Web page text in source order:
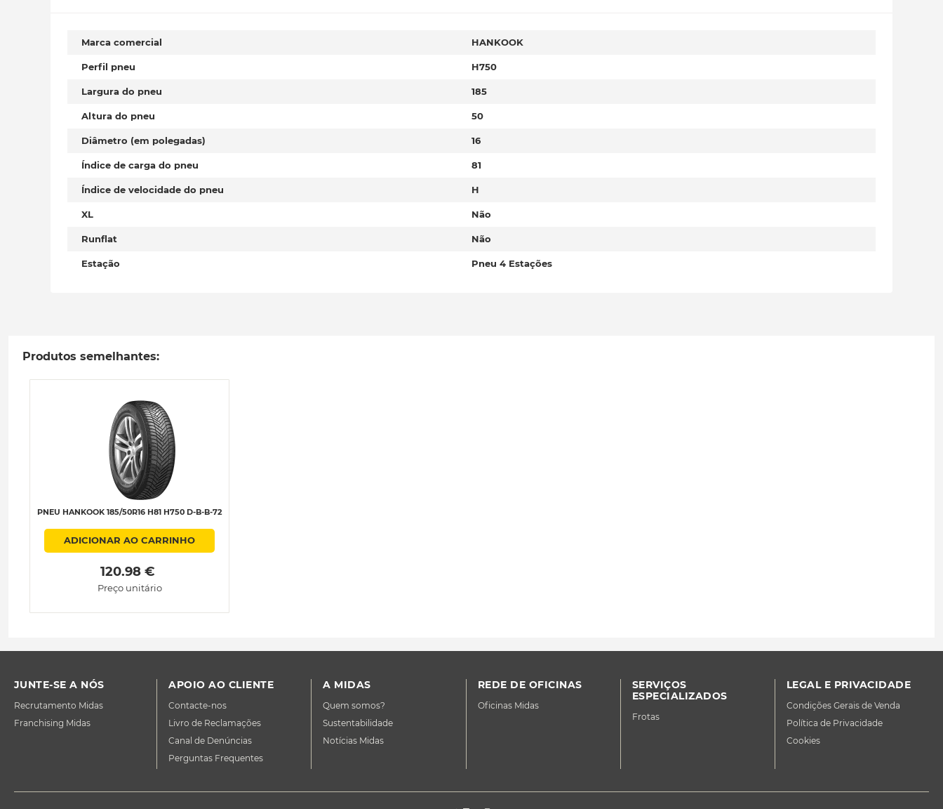
Marca comercial HANKOOK
Perfil pneu H750
Largura do pneu 185
Altura do pneu 50
Diâmetro (em polegadas) 16
Índice de carga do pneu 81
Índice de velocidade do pneu H
XL Não
Runflat Não
Estação Pneu 4 Estações
Produtos semelhantes:
PNEU HANKOOK 185/50R16 H81 H750 D-B-B-72
ADICIONAR AO CARRINHO
120.98 €
Preço unitário
JUNTE-SE A NÓS
Recrutamento Midas
Franchising Midas
APOIO AO CLIENTE
Contacte-nos
Livro de Reclamações
Canal de Denúncias
Perguntas Frequentes
A MIDAS
Quem somos?
Sustentabilidade
Notícias Midas
REDE DE OFICINAS
Oficinas Midas
SERVIÇOS
ESPECIALIZADOS
Frotas
LEGAL E PRIVACIDADE
Condições Gerais de Venda
Política de Privacidade
Cookies